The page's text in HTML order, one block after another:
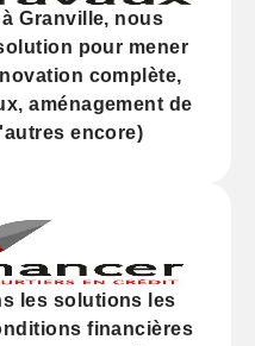
Granville, nous
pour mener
complète,
, aménagement de
encore)
les solutions les
financières